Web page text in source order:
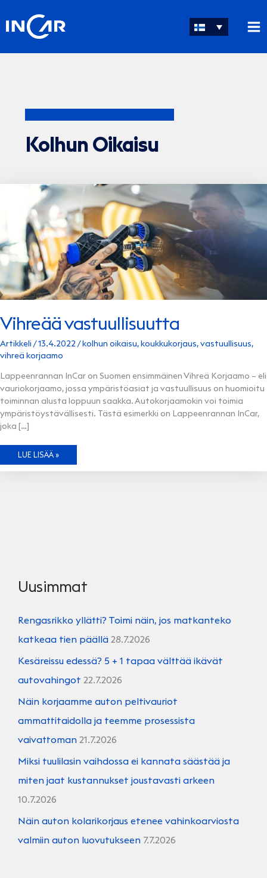
sisältöön
Kolhun Oikaisu
Vihreää vastuullisuutta
Artikkeli /13.4.2022 /kolhun oikaisu,koukkukorjaus,vastuullisuus,
vihreä korjaamo
Lappeenrannan InCar on Suomen ensimmäinen Vihreä Korjaamo – eli
vauriokorjaamo, jossa ympäristöasiat ja vastuullisuus on huomioitu
toiminnan alusta loppuun saakka. Autokorjaamokin voi toimia
ympäristöystävällisesti. Tästä esimerkki on Lappeenrannan InCar,
joka […]
VIHREÄÄ
LUE LISÄÄ »
Uusimmat
Rengasrikko yllätti? Toimi näin, jos matkanteko
katkeaa tien päällä 28.7.2026
Kesäreissu edessä? 5 + 1 tapaa välttää ikävät
autovahingot 22.7.2026
Näin korjaamme auton peltivauriot
ammattitaidolla ja teemme prosessista
vaivattoman 21.7.2026
Miksi tuulilasin vaihdossa ei kannata säästää ja
miten jaat kustannukset joustavasti arkeen
10.7.2026
Näin auton kolarikorjaus etenee vahinkoarviosta
valmiin auton luovutukseen 7.7.2026